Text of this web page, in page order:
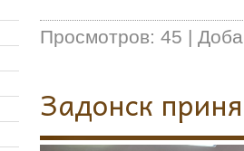
Просмотров: 45 |
Задонск